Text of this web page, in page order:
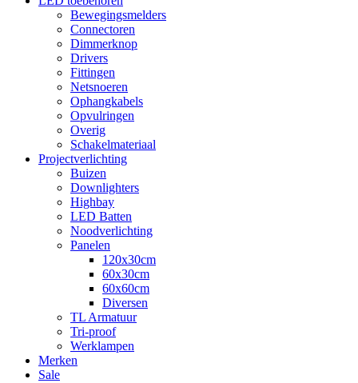
Bewegingsmelders
Connectoren
Dimmerknop
Drivers
Fittingen
Netsnoeren
Ophangkabels
Opvulringen
Overig
Schakelmateriaal
Projectverlichting
Buizen
Downlighters
Highbay
LED Batten
Noodverlichting
Panelen
120x30cm
60x30cm
60x60cm
Diversen
TL Armatuur
Tri-proof
Werklampen
Merken
Sale